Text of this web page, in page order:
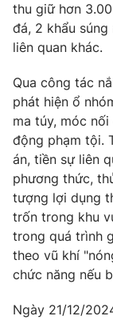
Góc doanh
Truyền hình
Phim VTV
Hậu trường
Nhân vật
Khán giả
Giải sao mai
Điện ảnh
Âm nhạc
Sao
Đời sống
Du lịch
Làm đẹp
Chất lượng
Giáo dục
Tuyển sinh
Học trực tuyến
Công nghệ
Hitech Công
Sản phẩm
Giao lưu trực
thu giữ hơn
đá, 2 khẩu
liên quan khác.
Qua công tác
phát hiện ổ
ma túy, móc
động phạm tội.
án, tiền sự liên
phương thức,
tượng lợi dụng
trốn trong khu
trong quá trình
theo vũ khí
chức năng nếu
Ngày 21/12/